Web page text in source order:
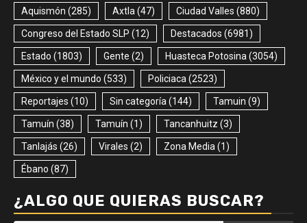
Aquismón (285) Axtla (47) Ciudad Valles (880)
Congreso del Estado SLP (12) Destacados (6981)
Estado (1803) Gente (2) Huasteca Potosina (3054)
México y el mundo (533) Policiaca (2523)
Reportajes (10) Sin categoría (144) Tamuin (9)
Tamuín (38) Tamuín (1) Tancanhuitz (3)
Tanlajás (26) Virales (2) Zona Media (1)
Ébano (87)
¿ALGO QUE QUIERAS BUSCAR?